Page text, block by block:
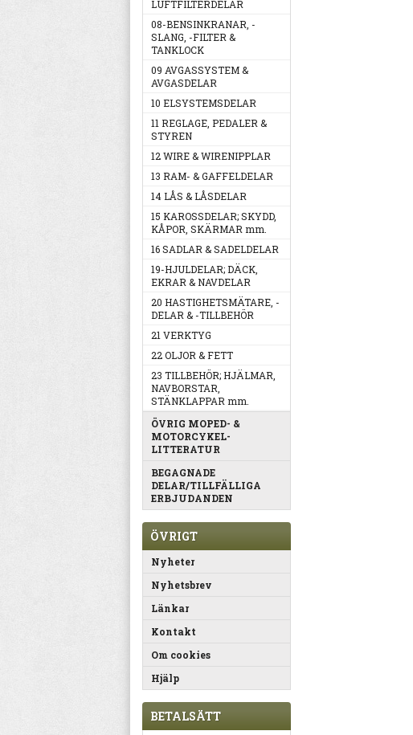
LUFTFILTERDELAR
08-BENSINKRANAR, -
SLANG, -FILTER &
TANKLOCK
09 AVGASSYSTEM &
AVGASDELAR
10 ELSYSTEMSDELAR
11 REGLAGE, PEDALER &
STYREN
12 WIRE & WIRENIPPLAR
13 RAM- & GAFFELDELAR
14 LÅS & LÅSDELAR
15 KAROSSDELAR; SKYDD,
KÅPOR, SKÄRMAR mm.
16 SADLAR & SADELDELAR
19-HJULDELAR; DÄCK,
EKRAR & NAVDELAR
20 HASTIGHETSMÄTARE, -
DELAR & -TILLBEHÖR
21 VERKTYG
22 OLJOR & FETT
23 TILLBEHÖR; HJÄLMAR,
NAVBORSTAR,
STÄNKLAPPAR mm.
ÖVRIG MOPED- &
MOTORCYKEL-
LITTERATUR
BEGAGNADE
DELAR/TILLFÄLLIGA
ERBJUDANDEN
ÖVRIGT
Nyheter
Nyhetsbrev
Länkar
Kontakt
Om cookies
Hjälp
BETALSÄTT